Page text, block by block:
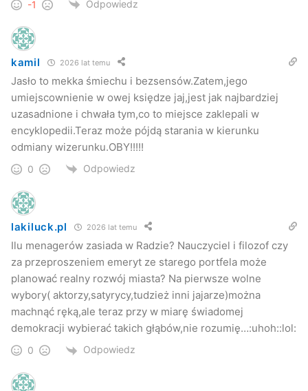
-1 Odpowiedz
kamil 2026 lat temu
Jasło to mekka śmiechu i bezsensów.Zatem,jego
umiejscownienie w owej księdze jaj,jest jak najbardziej
uzasadnione i chwała tym,co to miejsce zaklepali w
encyklopedii.Teraz może pójdą starania w kierunku
odmiany wizerunku.OBY!!!!!
0 Odpowiedz
lakiluck.pl 2026 lat temu
Ilu menagerów zasiada w Radzie? Nauczyciel i filozof czy
za przeproszeniem emeryt ze starego portfela może
planować realny rozwój miasta? Na pierwsze wolne
wybory( aktorzy,satyrycy,tudzież inni jajarze)można
machnąć ręką,ale teraz przy w miarę świadomej
demokracji wybierać takich głąbów,nie rozumię…:uhoh::lol:
0 Odpowiedz